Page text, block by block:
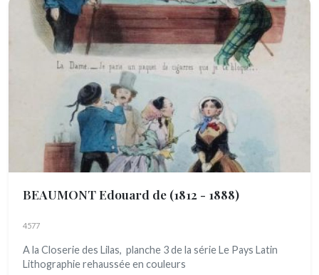
BEAUMONT Edouard de (1812 - 1888)
4577
A la Closerie des Lilas, planche 3 de la série Le Pays Latin
Lithographie rehaussée en couleurs